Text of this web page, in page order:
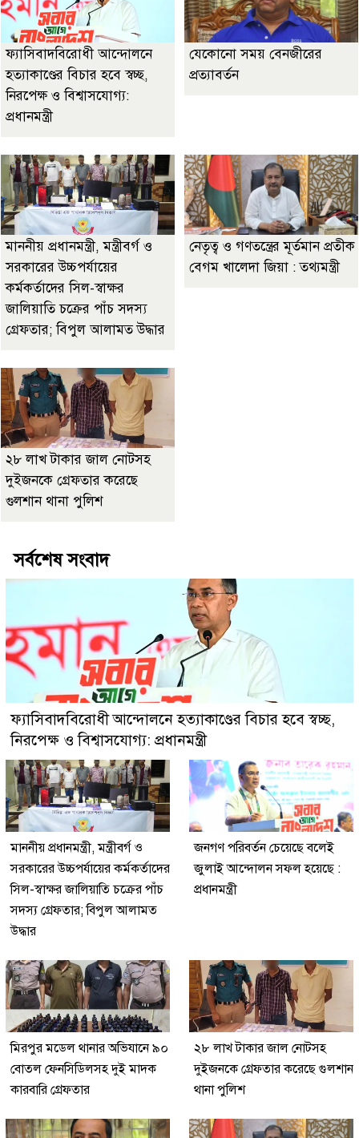
ফ্যাসিবাদবিরোধী আন্দোলনে
হত্যাকাণ্ডের বিচার হবে স্বচ্ছ,
নিরপেক্ষ ও বিশ্বাসযোগ্য:
প্রধানমন্ত্রী
যেকোনো সময় বেনজীরের
প্রত্যাবর্তন
মাননীয় প্রধানমন্ত্রী, মন্ত্রীবর্গ ও
সরকারের উচ্চপর্যায়ের
কর্মকর্তাদের সিল-স্বাক্ষর
জালিয়াতি চক্রের পাঁচ সদস্য
গ্রেফতার; বিপুল আলামত উদ্ধার
নেতৃত্ব ও গণতন্ত্রের মূর্তমান প্রতীক
বেগম খালেদা জিয়া : তথ্যমন্ত্রী
২৮ লাখ টাকার জাল নোটসহ
দুইজনকে গ্রেফতার করেছে
গুলশান থানা পুলিশ
সর্বশেষ সংবাদ
ফ্যাসিবাদবিরোধী আন্দোলনে হত্যাকাণ্ডের বিচার হবে স্বচ্ছ,
নিরপেক্ষ ও বিশ্বাসযোগ্য: প্রধানমন্ত্রী
মাননীয় প্রধানমন্ত্রী, মন্ত্রীবর্গ ও
সরকারের উচ্চপর্যায়ের কর্মকর্তাদের
সিল-স্বাক্ষর জালিয়াতি চক্রের পাঁচ
সদস্য গ্রেফতার; বিপুল আলামত
উদ্ধার
জনগণ পরিবর্তন চেয়েছে বলেই
জুলাই আন্দোলন সফল হয়েছে :
প্রধানমন্ত্রী
মিরপুর মডেল থানার অভিযানে ৯০
বোতল ফেনসিডিলসহ দুই মাদক
কারবারি গ্রেফতার
২৮ লাখ টাকার জাল নোটসহ
দুইজনকে গ্রেফতার করেছে গুলশান
থানা পুলিশ